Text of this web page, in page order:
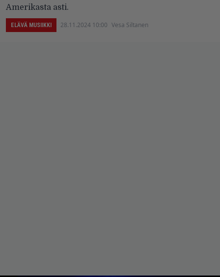
Amerikasta asti.
ELÄVÄ MUSIIKKI 28.11.2024 10:00 Vesa Siltanen